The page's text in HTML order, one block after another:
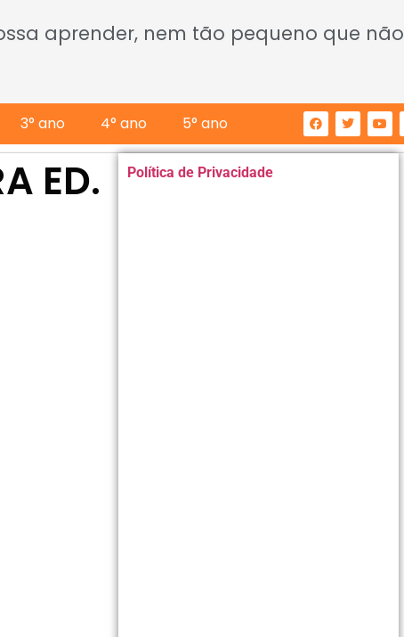
aprender, nem tão pequeno que não
3° ano 4° ano 5° ano
ED. Política de Privacidade